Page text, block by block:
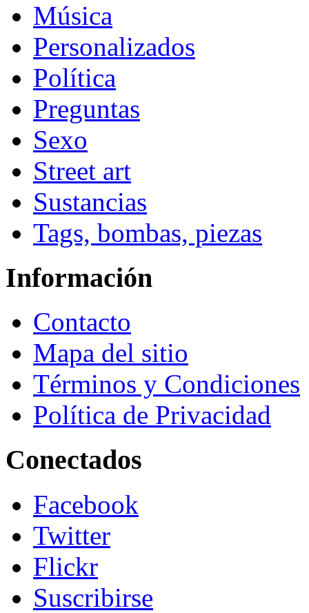
Música
Personalizados
Política
Preguntas
Sexo
Street art
Sustancias
Tags, bombas, piezas
Información
Contacto
Mapa del sitio
Términos y Condiciones
Política de Privacidad
Conectados
Facebook
Twitter
Flickr
Suscribirse